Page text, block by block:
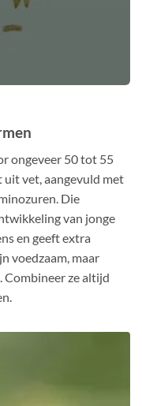
ongeveer 50 tot 55
vet, aangevuld met
Die
van jonge
en geeft extra
voedzaam, maar
Combineer ze altijd